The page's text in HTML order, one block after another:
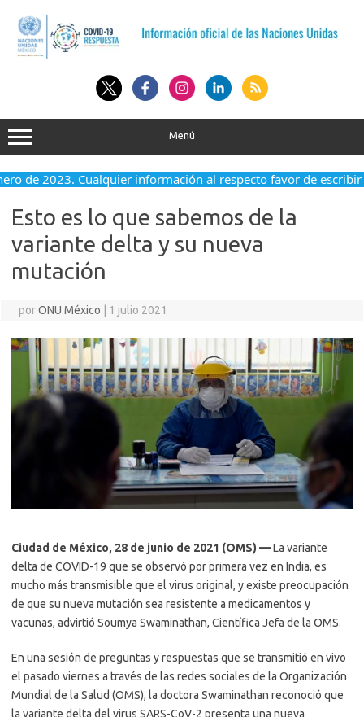
contenido
Menú
de 2023. Cualquier información al respecto favor de escribir
Esto es lo que sabemos de la
variante delta y su nueva
mutación
porONU México 1 julio 2021
Ciudad de México, 28 de junio de 2021 (OMS) —La variante
delta de COVID-19 que se observó por primera vez en India, es
mucho más transmisible que el virus original, y existe preocupación
de que su nueva mutación sea resistente a medicamentos y
vacunas, advirtió Soumya Swaminathan, Científica Jefa de la OMS.
En una sesión de preguntas y respuestas que se transmitió en vivo
el pasado viernes a través de las redes sociales de la Organización
Mundial de la Salud (OMS), la doctora Swaminathan reconoció que
la variante delta del virus SARS-CoV-2 presenta una nueva